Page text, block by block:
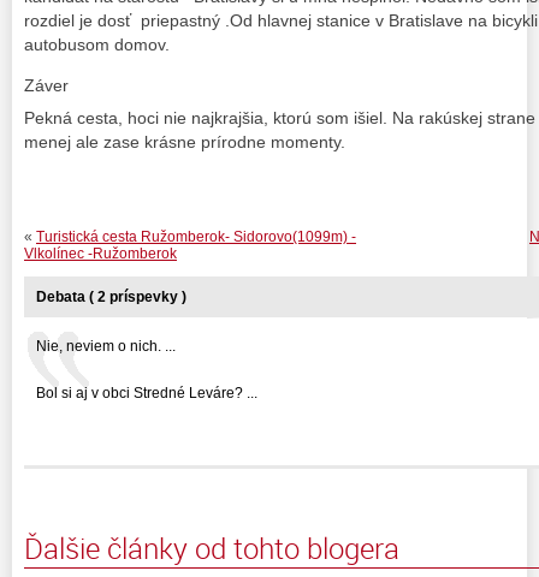
rozdiel je dosť priepastný .Od hlavnej stanice v Bratislave na
autobusom domov.
Záver
Pekná cesta, hoci nie najkrajšia, ktorú som išiel. Na rakúskej
menej ale zase krásne prírodne momenty.
« Turistická cesta Ružomberok- Sidorovo(1099m) -
Vlkolínec -Ružomberok
Debata ( 2 príspevky )
Nie, neviem o nich. ...
Bol si aj v obci Stredné Leváre? ...
Ďalšie články od tohto blogera